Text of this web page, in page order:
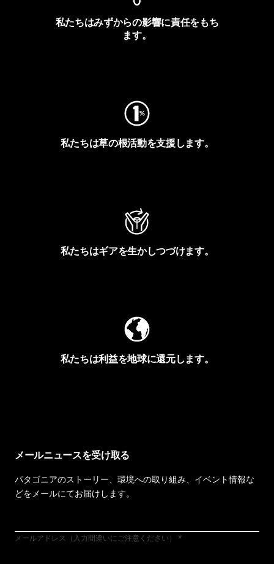
私たちはみずからの影響に責任をもち
ます。
私たちは草の根活動を支援します。
私たちはギアを生かしつづけます。
私たちは利益を地球に還元します。
メールニュースを受け取る
パタゴニアのストーリー、環境への取り組み、イベント情報な
どをメールにてお届けします。
メールアドレス（入力間違いにご注意ください）